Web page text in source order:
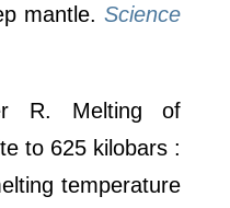
mantle.Science
R. Melting of
to 625 kilobars :
temperature